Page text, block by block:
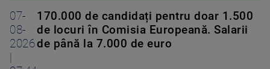
07-
08-
2026
170.000 de candidați pentru doar 1.500
de locuri în Comisia Europeană. Salarii
de până la 7.000 de euro